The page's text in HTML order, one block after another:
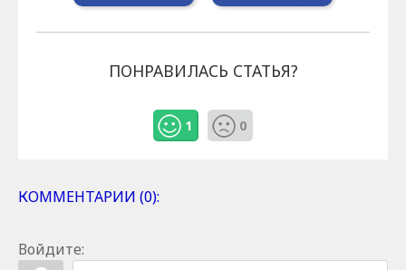
ПОНРАВИЛАСЬ СТАТЬЯ?
1 0
КОММЕНТАРИИ (0):
Войдите: